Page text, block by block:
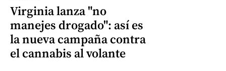
Virginia lanza "no
manejes drogado": así es
la nueva campaña contra
el cannabis al volante